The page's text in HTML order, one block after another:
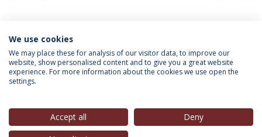
INFORMAÇÃO PARA
We use cookies
We may place these for analysis of our visitor data, to improve our
website, show personalised content and to give you a great website
experience. For more information about the cookies we use open the
settings.
Accept all
Deny